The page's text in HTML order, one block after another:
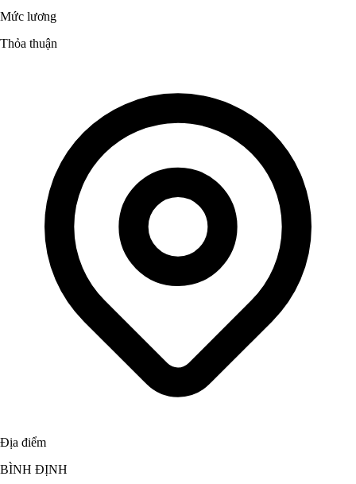
Mức lương
Thỏa thuận
Địa điểm
BÌNH ĐỊNH